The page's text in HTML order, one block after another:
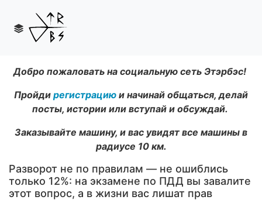
Добро пожаловать на социальную сеть Этэрбэс!
Пройди регистрацию и начинай общаться, делай
посты, истории или вступай и обсуждай.
Заказывайте машину, и вас увидят все машины в
радиусе 10 км.
Разворот не по правилам — не ошиблись
только 12%: на экзамене по ПДД вы завалите
этот вопрос, а в жизни вас лишат прав